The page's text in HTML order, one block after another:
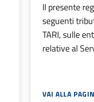
Il presente
seguenti
TARI, sulle
relative al
VAI ALLA